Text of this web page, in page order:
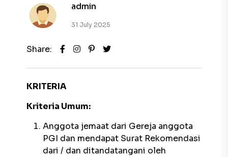
admin
31 July 2025
Share:
KRITERIA
Kriteria Umum:
Anggota jemaat dari Gereja anggota
PGI dan mendapat Surat Rekomendasi
dari / dan ditandatangani oleh